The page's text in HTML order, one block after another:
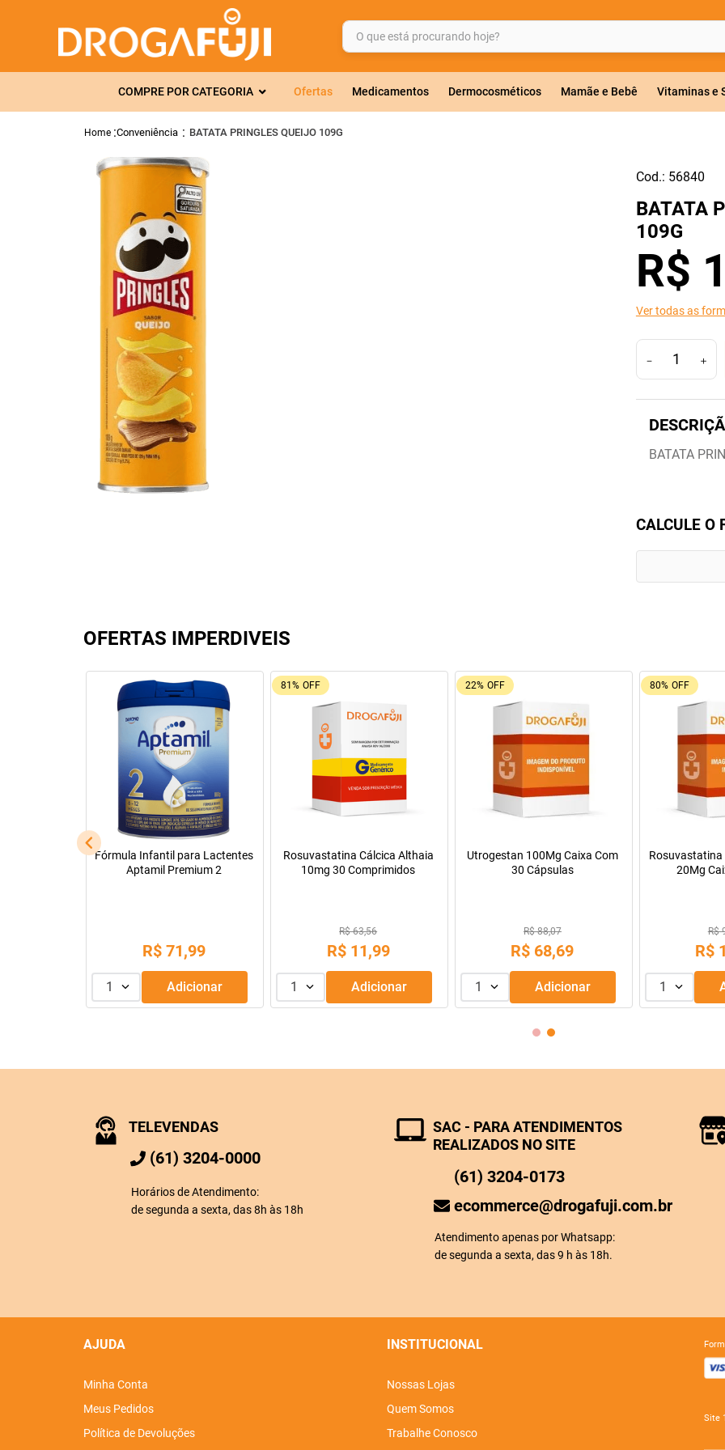
O que está procurando hoje?
COMPRE POR CATEGORIA Ofertas Medicamentos Dermocosméticos Mamãe e Bebê Vitaminas e
Conveniência BATATA PRINGLES QUEIJO 109G
Cod.: 56840
BATATA
109G
R$
Ver todas as
＋
－
BATATA
CALCULE O
OFERTAS IMPERDIVEIS
OFF
Tadalafila Ems 5mg 30
comprimidos revestidos
R$ 9,99
1 Adicionar
26% OFF
Leve + Pague -
Pregomin Fórmula Infantil para
Lactentes Pepti 400g
R$ 169,99
ou3x de R$ 56,66
1 Adicionar
9% OFF
Oferta do Mês
Máscara de Tratamento Lola
Cosmetics Morte Súbita 450g
R$ 43,99
R$ 39,99
1 Adicionar
Manitol 20%
R$
1
TELEVENDAS
(61) 3204-0000
Horários de Atendimento:
de segunda a sexta, das 8h às 18h
SAC - PARA ATENDIMENTOS
REALIZADOS NO SITE
(61) 3204-0173
ecommerce@drogafuji.com.br
Atendimento apenas por Whatsapp:
de segunda a sexta, das 9 h às 18h.
AJUDA
Minha Conta
Meus Pedidos
Política de Devoluções
INSTITUCIONAL
Nossas Lojas
Quem Somos
Trabalhe Conosco
site
TERMOS MAIS BUSCADOS
2º
gelmax